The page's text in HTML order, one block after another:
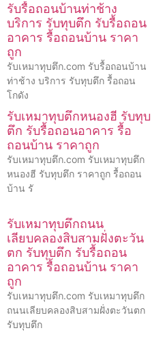
รับรื้อถอนบ้านท่าช้าง
บริการ รับทุบตึก รับรื้อถอน
อาคาร รื้อถอนบ้าน ราคา
ถูก
รับเหมาทุบตึก.com รับรื้อถอนบ้าน
ท่าช้าง บริการ รับทุบตึก รื้อถอน
โกดัง
รับเหมาทุบตึกหนองฮี รับทุบ
ตึก รับรื้อถอนอาคาร รื้อ
ถอนบ้าน ราคาถูก
รับเหมาทุบตึก.com รับเหมาทุบตึก
หนองฮี รับทุบตึก ราคาถูก รื้อถอน
บ้าน รั
รับเหมาทุบตึกถนน
เลียบคลองสิบสามฝั่งตะวัน
ตก รับทุบตึก รับรื้อถอน
อาคาร รื้อถอนบ้าน ราคา
ถูก
รับเหมาทุบตึก.com รับเหมาทุบตึก
ถนนเลียบคลองสิบสามฝั่งตะวันตก
รับทุบตึก